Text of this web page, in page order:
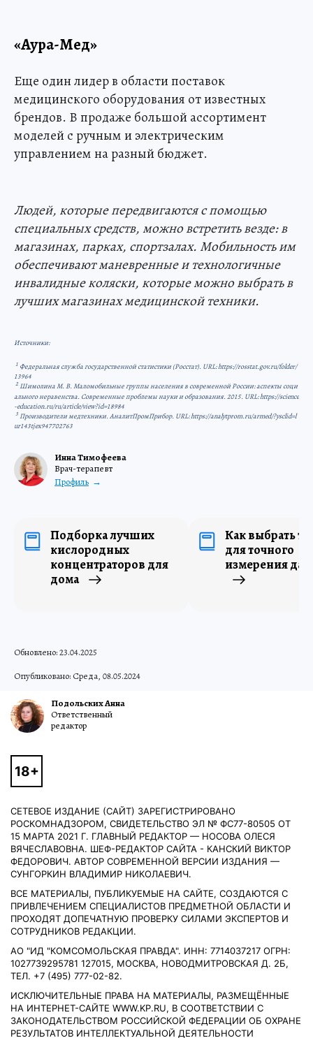
«Аура-Мед»
Еще один лидер в области поставок
медицинского оборудования от известных
брендов. В продаже большой ассортимент
моделей с ручным и электрическим
управлением на разный бюджет.
Людей, которые передвигаются с помощью
специальных средств, можно встретить везде: в
магазинах, парках, спортзалах. Мобильность им
обеспечивают маневренные и технологичные
инвалидные коляски, которые можно выбрать в
лучших магазинах медицинской техники.
Источники:
1 Федеральная служба государственной статистики (Росстат). URL: https://rosstat.gov.ru/folder/
13964
2 Шимолина М. В. Маломобильные группы населения в современной России: аспекты соци
ального неравенства. Современные проблемы науки и образования. 2015. URL: https://science
-education.ru/ru/article/view?id=18984
3Производители медтехники. АналитПромПрибор. URL: https://analytprom.ru/armed/?ysclid=l
ur143tjex947702763
Инна Тимофеева
Врач-терапевт
Профиль
Подборка лучших
кислородных
концентраторов для
дома
Как выбрать
для точного
измерения
Обновлено: 23.04.2025
Опубликовано: Среда, 08.05.2024
Подольских Анна
Ответственный
редактор
СЕТЕВОЕ ИЗДАНИЕ (САЙТ) ЗАРЕГИСТРИРОВАНО
РОСКОМНАДЗОРОМ, СВИДЕТЕЛЬСТВО ЭЛ № ФС77-80505 ОТ
15 МАРТА 2021 Г. ГЛАВНЫЙ РЕДАКТОР — НОСОВА ОЛЕСЯ
ВЯЧЕСЛАВОВНА. ШЕФ-РЕДАКТОР САЙТА - КАНСКИЙ ВИКТОР
ФЕДОРОВИЧ. АВТОР СОВРЕМЕННОЙ ВЕРСИИ ИЗДАНИЯ —
СУНГОРКИН ВЛАДИМИР НИКОЛАЕВИЧ.
ВСЕ МАТЕРИАЛЫ, ПУБЛИКУЕМЫЕ НА САЙТЕ, СОЗДАЮТСЯ С
ПРИВЛЕЧЕНИЕМ СПЕЦИАЛИСТОВ ПРЕДМЕТНОЙ ОБЛАСТИ И
ПРОХОДЯТ ДОПЕЧАТНУЮ ПРОВЕРКУ СИЛАМИ ЭКСПЕРТОВ И
СОТРУДНИКОВ РЕДАКЦИИ.
АО "ИД "КОМСОМОЛЬСКАЯ ПРАВДА". ИНН: 7714037217 ОГРН:
1027739295781 127015, МОСКВА, НОВОДМИТРОВСКАЯ Д. 2Б,
ТЕЛ. +7 (495) 777-02-82.
ИСКЛЮЧИТЕЛЬНЫЕ ПРАВА НА МАТЕРИАЛЫ, РАЗМЕЩЁННЫЕ
НА ИНТЕРНЕТ-САЙТЕ WWW.KP.RU, В СООТВЕТСТВИИ С
ЗАКОНОДАТЕЛЬСТВОМ РОССИЙСКОЙ ФЕДЕРАЦИИ ОБ ОХРАНЕ
РЕЗУЛЬТАТОВ ИНТЕЛЛЕКТУАЛЬНОЙ ДЕЯТЕЛЬНОСТИ